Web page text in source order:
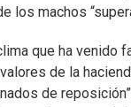
los machos
que ha venido
de la
de